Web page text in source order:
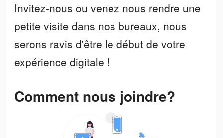
Invitez-nous ou venez nous rendre une
petite visite dans nos bureaux, nous
serons ravis d'être le début de votre
expérience digitale !
Comment nous joindre?